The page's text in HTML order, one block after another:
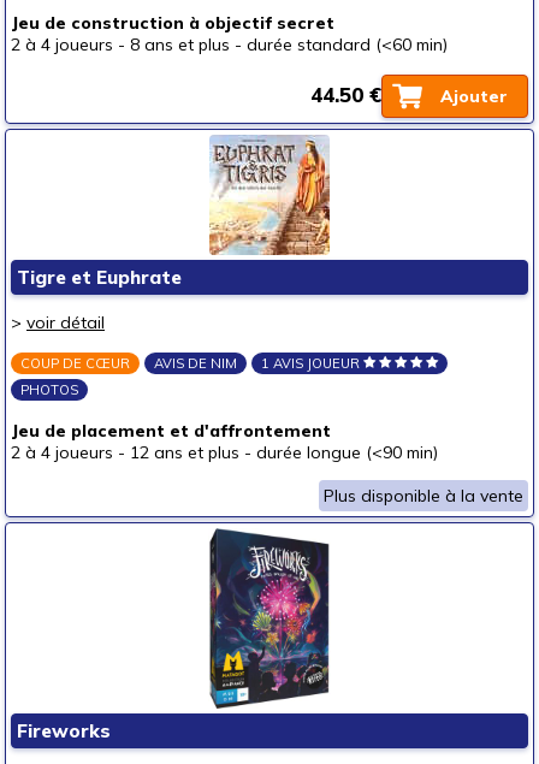
Jeu de construction à objectif secret
2 à 4 joueurs - 8 ans et plus - durée standard (<60 min)
Ajouter
44.50 €
Tigre et Euphrate
> voir détail
COUP DE CŒUR AVIS DE NIM
1 AVIS JOUEUR
PHOTOS
Jeu de placement et d'affrontement
2 à 4 joueurs - 12 ans et plus - durée longue (<90 min)
Plus disponible à la vente
Fireworks